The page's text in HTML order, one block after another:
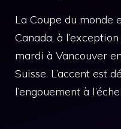
La Coupe du monde
Canada, à
mardi à Vancouver
Suisse. L’accent est
l’engouement à